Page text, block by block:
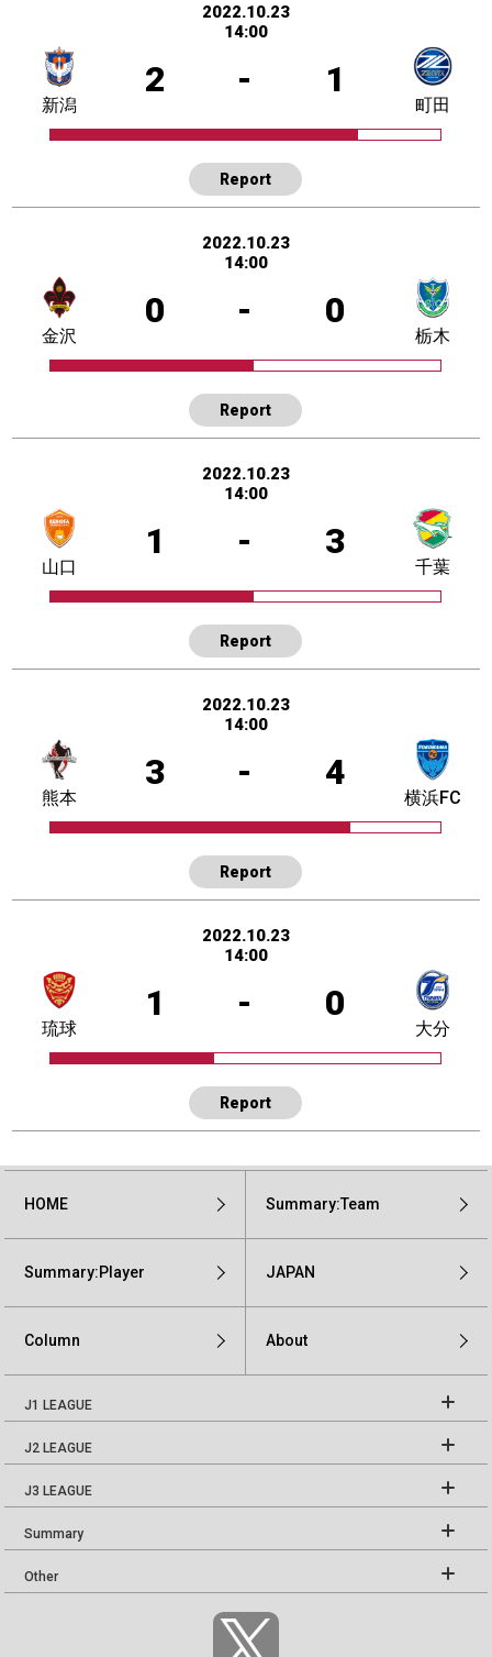
2022.10.23
14:00
2 - 1
新潟 町田
Report
2022.10.23
14:00
0 - 0
金沢 栃木
Report
2022.10.23
14:00
1 - 3
山口 千葉
Report
2022.10.23
14:00
3 - 4
熊本 横浜FC
Report
2022.10.23
14:00
1 - 0
琉球 大分
Report
HOME Summary:Team
Summary:Player JAPAN
Column About
J1 LEAGUE
J2 LEAGUE
J3 LEAGUE
Summary
Other